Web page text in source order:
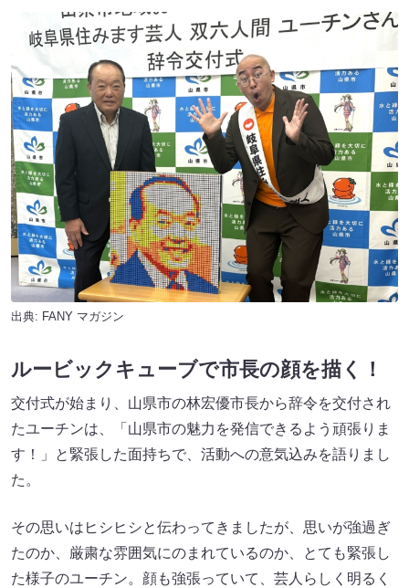
出典: FANY マガジン
ルービックキューブで市長の顔を描く！
交付式が始まり、山県市の林宏優市長から辞令を交付され
たユーチンは、「山県市の魅力を発信できるよう頑張りま
す！」と緊張した面持ちで、活動への意気込みを語りまし
た。
その思いはヒシヒシと伝わってきましたが、思いが強過ぎ
たのか、厳粛な雰囲気にのまれているのか、とても緊張し
た様子のユーチン。顔も強張っていて、芸人らしく明るく